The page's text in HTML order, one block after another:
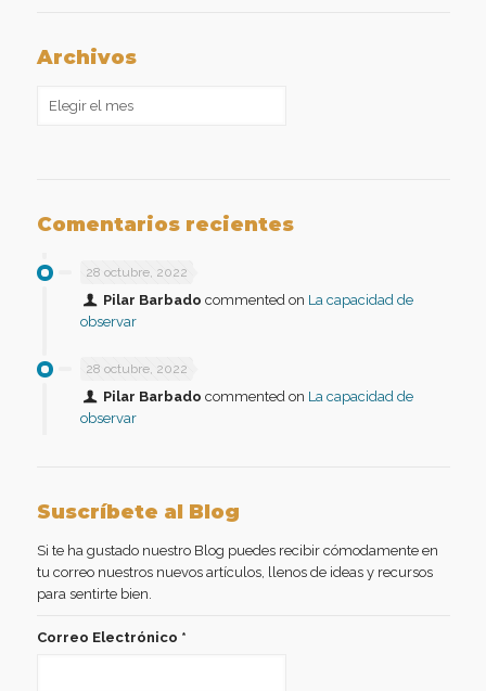
Archivos
Comentarios recientes
28 octubre, 2022
Pilar Barbado commented on La capacidad de
observar
28 octubre, 2022
Pilar Barbado commented on La capacidad de
observar
Suscríbete al Blog
Si te ha gustado nuestro Blog puedes recibir cómodamente en
tu correo nuestros nuevos artículos, llenos de ideas y recursos
para sentirte bien.
Correo Electrónico *